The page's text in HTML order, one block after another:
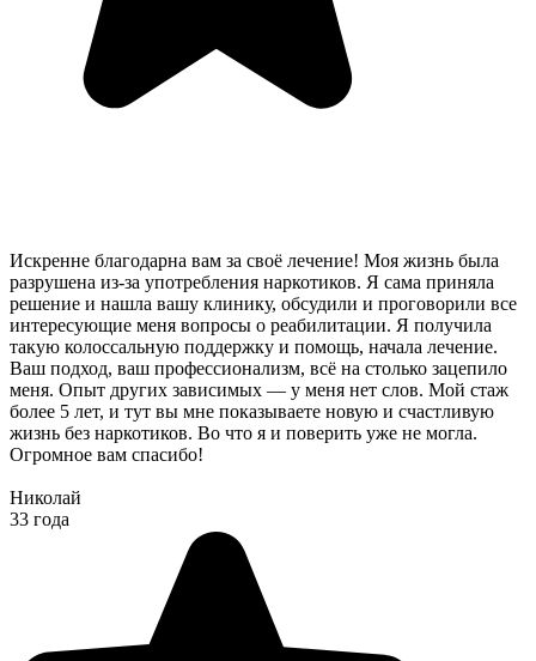
Искренне благодарна вам за своё лечение! Моя жизнь была
разрушена из-за употребления наркотиков. Я сама приняла
решение и нашла вашу клинику, обсудили и проговорили все
интересующие меня вопросы о реабилитации. Я получила
такую колоссальную поддержку и помощь, начала лечение.
Ваш подход, ваш профессионализм, всё на столько зацепило
меня. Опыт других зависимых — у меня нет слов. Мой стаж
более 5 лет, и тут вы мне показываете новую и счастливую
жизнь без наркотиков. Во что я и поверить уже не могла.
Огромное вам спасибо!
Николай
33 года